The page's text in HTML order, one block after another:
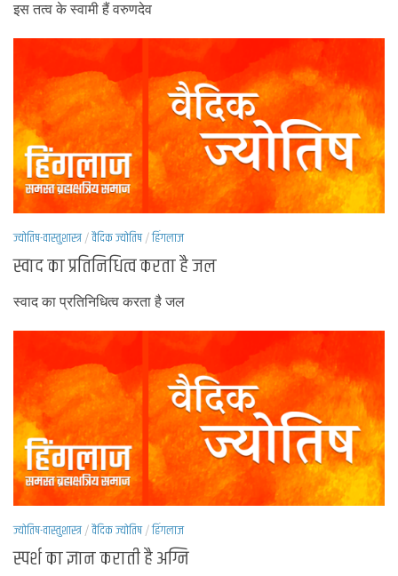
इस तत्व के स्वामी हैं वरुणदेव
ज्योतिष-वास्तुशास्त्र/वैदिक ज्योतिष/हिंगलाज
स्वाद का प्रतिनिधित्व करता है जल
स्वाद का प्रतिनिधित्व करता है जल
ज्योतिष-वास्तुशास्त्र/वैदिक ज्योतिष/हिंगलाज
स्पर्श का ज्ञान कराती है अग्नि